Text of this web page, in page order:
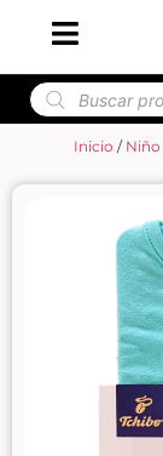
Inicio / Niño